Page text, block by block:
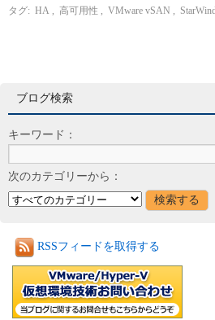
タグ: HA 高可用性 VMware vSAN
ブログ検索
キーワード：
次のカテゴリーから：
RSSフィードを取得する